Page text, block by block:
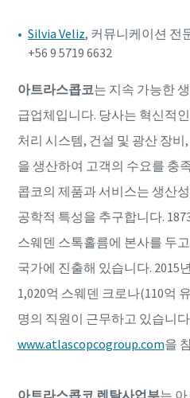
Silvia Veliz, 커뮤니케이션 전
+56 9 5719 6632
아트라스콥코는 지속 가능한
급업체입니다. 당사는 혁신적
처리 시스템, 건설 및 광산 장
을 생산하여 고객의 수요를 충
콥코의 제품과 서비스는 생산
공학적 특성을 추구합니다.
스웨덴 스톡홀름에 본사를 두
국가에 진출해 있습니다. 2015
1,020억 스웨덴 크로나(110억
명의 직원이 근무하고 있습니
www.atlascopcogroup.com을
아트라스콥코 렌탈사업부는